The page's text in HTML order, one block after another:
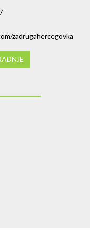
zadrugahercegovka